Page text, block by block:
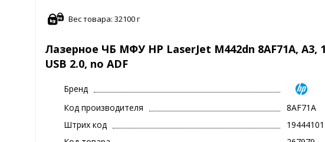
Вес товара: 32100 г
Лазерное ЧБ МФУ HP LaserJet M442dn 8AF71A, A3,
USB 2.0, no ADF
Бренд
Код производителя
8AF71A
Штрих код